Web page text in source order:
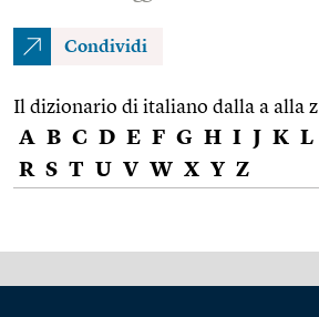
Condividi
Il dizionario di italiano dalla a alla z
A B C D E F G H I J K L
R S T U V W X Y Z